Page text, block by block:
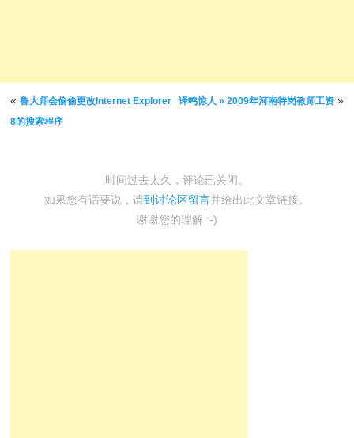
文章导航
«鲁大师会偷偷更改Internet Explorer
8的搜索程序
译鸣惊人 » 2009年河南特岗教师工资»
时间过去太久，评论已关闭。
如果您有话要说，请到讨论区留言并给出此文章链接。
谢谢您的理解 :-)